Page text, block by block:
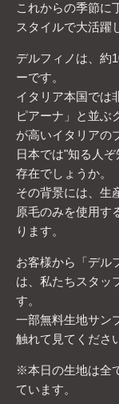
これからの季節に
スタイルで大活躍
デルフィノは、約
ーです。
イタリア本国では
ピアーナ」と並ぶ
が高いイタリアの
日本では"知る人
存在でしょうか。
その背景には、生
原毛のみを使用す
ります。
お客様から「デル
は、私たちスタッ
す。
一部無料生地サン
触れて見てくださ
※本日の生地は全
ています。